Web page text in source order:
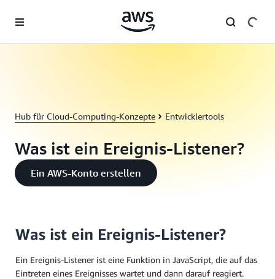
Überspringen zum Hauptinhalt
Hub für Cloud-Computing-Konzepte Entwicklertools
Was ist ein Ereignis-Listener?
Ein AWS-Konto erstellen
Was ist ein Ereignis-Listener?
Ein Ereignis-Listener ist eine Funktion in JavaScript, die auf das
Eintreten eines Ereignisses wartet und dann darauf reagiert.